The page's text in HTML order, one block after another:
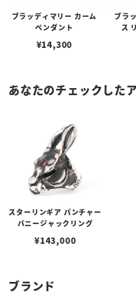
ブラッディマリー カーム
ペンダント
¥14,300
ブラ
ス
あなたのチェックした
スターリンギア パンチャー
バニージャックリング
¥143,000
ブランド